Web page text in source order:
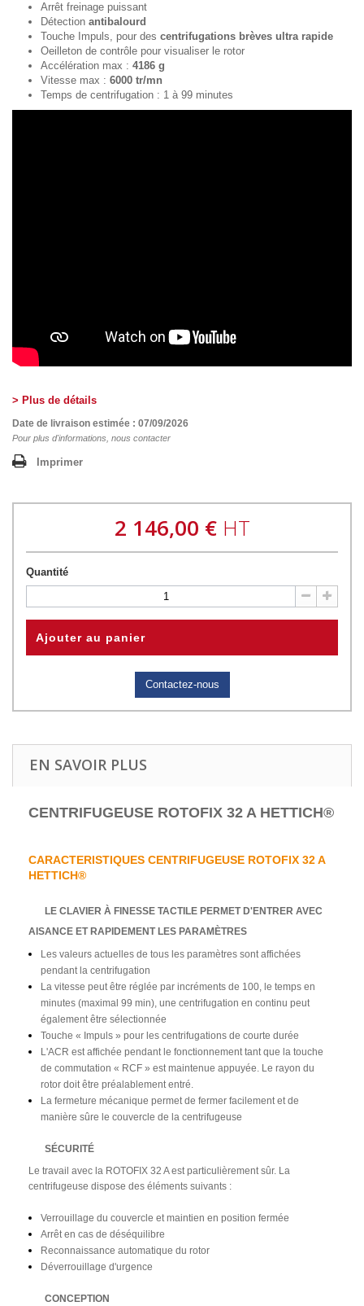
Arrêt freinage puissant
Détection antibalourd
Touche Impuls, pour des centrifugations brèves ultra rapide
Oeilleton de contrôle pour visualiser le rotor
Accélération max : 4186 g
Vitesse max : 6000 tr/mn
Temps de centrifugation : 1 à 99 minutes
> Plus de détails
Date de livraison estimée : 07/09/2026
Pour plus d'informations, nous contacter
Imprimer
2 146,00 €HT
Quantité
Ajouter au panier
Contactez-nous
EN SAVOIR PLUS
CENTRIFUGEUSE ROTOFIX 32 A HETTICH®
CARACTERISTIQUES CENTRIFUGEUSE ROTOFIX 32 A
HETTICH®
LE CLAVIER À FINESSE TACTILE PERMET D'ENTRER AVEC
AISANCE ET RAPIDEMENT LES PARAMÈTRES
Les valeurs actuelles de tous les paramètres sont affichées
pendant la centrifugation
La vitesse peut être réglée par incréments de 100, le temps en
minutes (maximal 99 min), une centrifugation en continu peut
également être sélectionnée
Touche « Impuls » pour les centrifugations de courte durée
L'ACR est affichée pendant le fonctionnement tant que la touche
de commutation « RCF » est maintenue appuyée. Le rayon du
rotor doit être préalablement entré.
La fermeture mécanique permet de fermer facilement et de
manière sûre le couvercle de la centrifugeuse
SÉCURITÉ
Le travail avec la ROTOFIX 32 A est particulièrement sûr. La
centrifugeuse dispose des éléments suivants :
Verrouillage du couvercle et maintien en position fermée
Arrêt en cas de déséquilibre
Reconnaissance automatique du rotor
Déverrouillage d'urgence
CONCEPTION